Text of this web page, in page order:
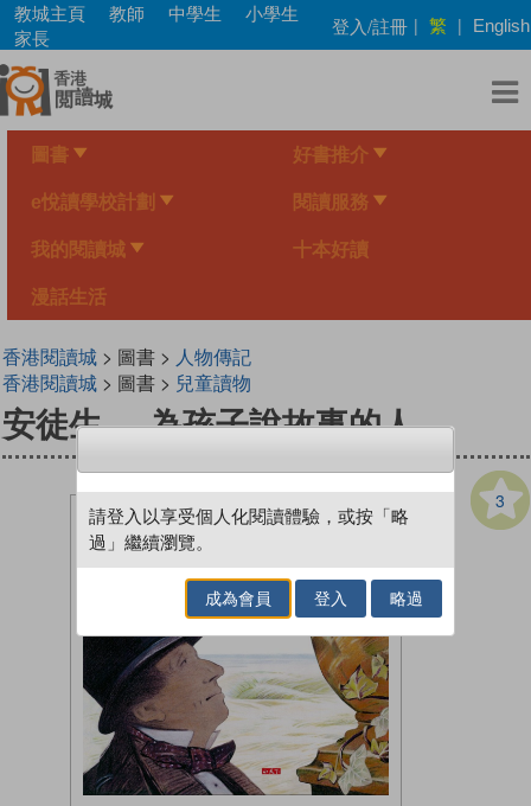
Skip
main
content
教城主頁 教師 中學生
小學生
家長
登入/註冊 | 繁 | English
圖書 好書推介
e悅讀學校計劃 閱讀服務
我的閱讀城 十本好讀
漫話生活
香港閱讀城> 圖書 > 人物傳記
香港閱讀城> 圖書 > 兒童讀物
安徒生──為孩子說故事的人
3
請登入以享受個人化閱讀體驗，或按「略
過」繼續瀏覽。
成為會員 登入 略過